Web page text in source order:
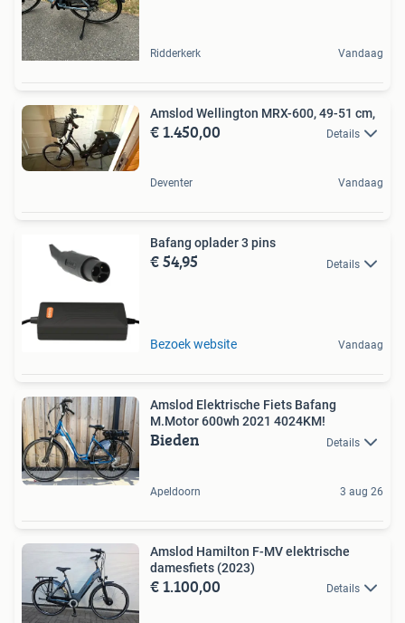
Ridderkerk Vandaag
Amslod Wellington MRX-600, 49-51 cm,
€ 1.450,00 Details
Deventer Vandaag
Bafang oplader 3 pins
€ 54,95 Details
Bezoek website Vandaag
Amslod Elektrische Fiets Bafang
M.Motor 600wh 2021 4024KM!
Bieden Details
Apeldoorn 3 aug 26
Amslod Hamilton F-MV elektrische
damesfiets (2023)
€ 1.100,00 Details